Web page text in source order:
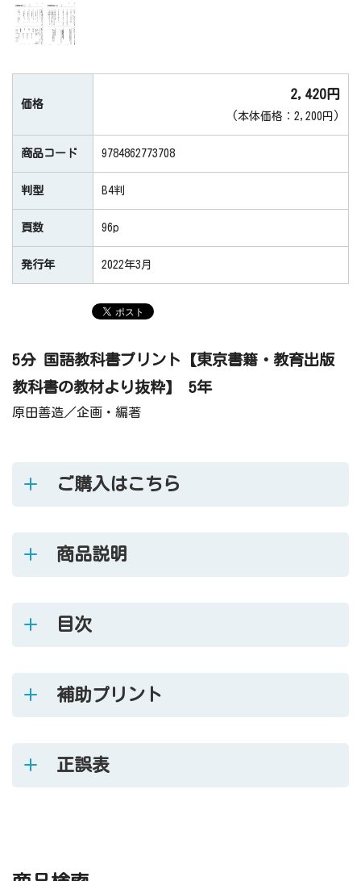
価格
2,420円
(本体価格：2,200円)
商品コード 9784862773708
判型 B4判
頁数 96p
発行年 2022年3月
5分 国語教科書プリント【東京書籍・教育出版
教科書の教材より抜粋】 5年
原田善造／企画・編著
ご購入はこちら
商品説明
目次
補助プリント
正誤表